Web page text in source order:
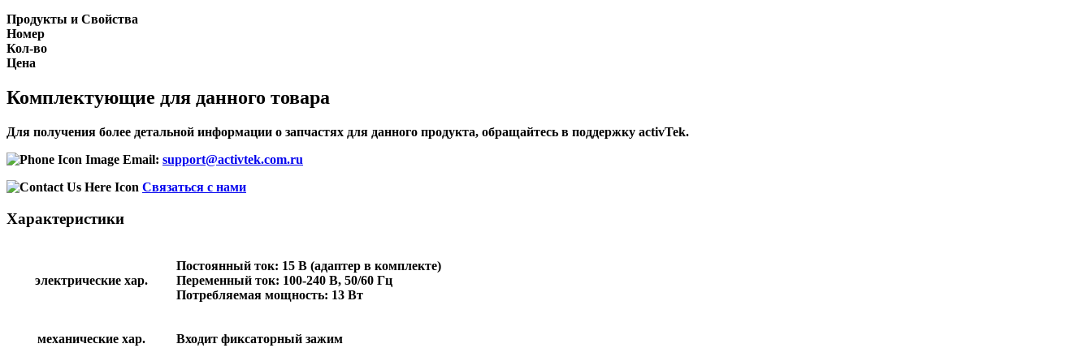
Продукты и Свойства
Номер
Кол-во
Цена
Комплектующие для данного товара
Для получения более детальной информации о запчастях для данного продукта, обращайтесь в поддержку activTek.
Email: support@activtek.com.ru
Связаться с нами
Характеристики
электрические хар.
Постоянный ток: 15 В (адаптер в комплекте)
Переменный ток: 100-240 В, 50/60 Гц
Потребляемая мощность: 13 Вт
механические хар. Входит фиксаторный зажим